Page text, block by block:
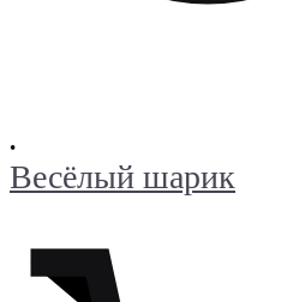
•
Весёлый шарик